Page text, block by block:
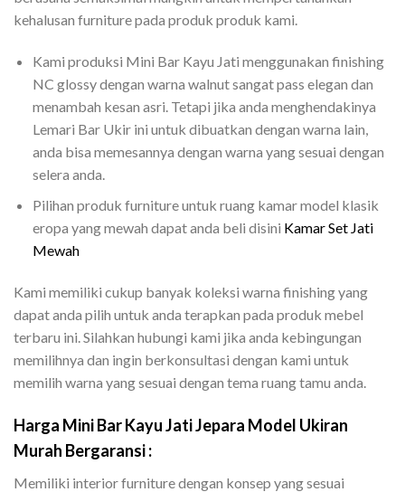
kehalusan furniture pada produk produk kami.
Kami produksi Mini Bar Kayu Jati menggunakan finishing
NC glossy dengan warna walnut sangat pass elegan dan
menambah kesan asri. Tetapi jika anda menghendakinya
Lemari Bar Ukir ini untuk dibuatkan dengan warna lain,
anda bisa memesannya dengan warna yang sesuai dengan
selera anda.
Pilihan produk furniture untuk ruang kamar model klasik
eropa yang mewah dapat anda beli disini Kamar Set Jati
Mewah
Kami memiliki cukup banyak koleksi warna finishing yang
dapat anda pilih untuk anda terapkan pada produk mebel
terbaru ini. Silahkan hubungi kami jika anda kebingungan
memilihnya dan ingin berkonsultasi dengan kami untuk
memilih warna yang sesuai dengan tema ruang tamu anda.
Harga Mini Bar Kayu Jati Jepara Model Ukiran
Murah Bergaransi :
Memiliki interior furniture dengan konsep yang sesuai